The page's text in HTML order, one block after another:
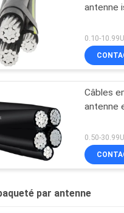
antenne
0.10-
Câbles
antenne
0.50-
par antenne